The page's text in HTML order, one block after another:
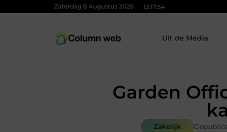
Zaterdag 8 Augustus 2026 12:17:55
Uit de Media
Garden
Zakelijk